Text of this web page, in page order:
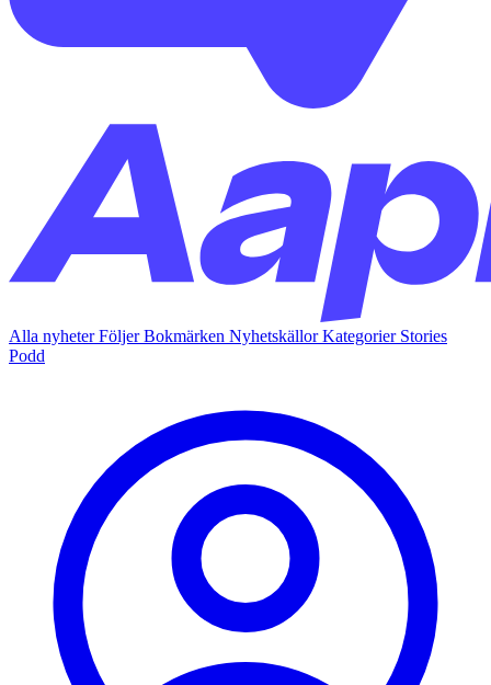
Alla nyheterFöljerBokmärken NyhetskällorKategorier Stories
Podd